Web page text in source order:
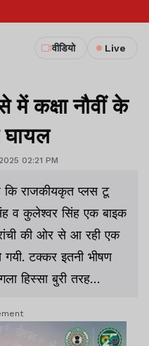
वीडियो Live
कक्षा नौवीं के
घायल
02:21 PM
कि राजकीयकृत प्‍लस टू
व कुलेश्‍वर सिंह एक बाइक
की ओर से आ रही एक
टक्‍कर इतनी भीषण
हिस्‍सा बुरी तरह